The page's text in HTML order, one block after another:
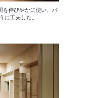
を伸びやかに使い、バ
に工夫した。